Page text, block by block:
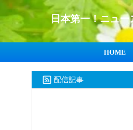
日本第一！ニュー
HOME
配信記事